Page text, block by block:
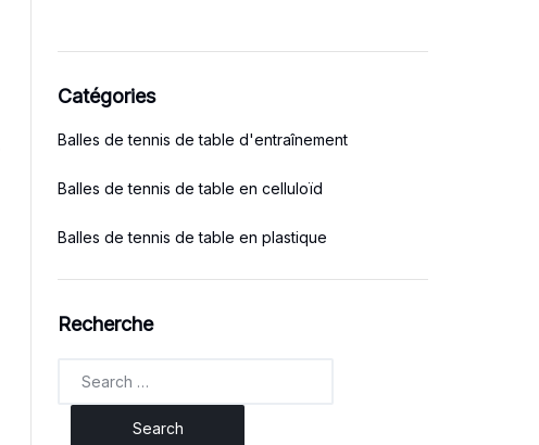
Catégories
Balles de tennis de table d'entraînement
Balles de tennis de table en celluloïd
Balles de tennis de table en plastique
Recherche